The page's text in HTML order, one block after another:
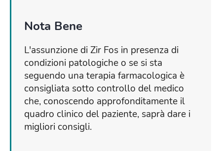
Nota Bene
L'assunzione di Zir Fos in presenza di
condizioni patologiche o se si sta
seguendo una terapia farmacologica è
consigliata sotto controllo del medico
che, conoscendo approfonditamente il
quadro clinico del paziente, saprà dare i
migliori consigli.